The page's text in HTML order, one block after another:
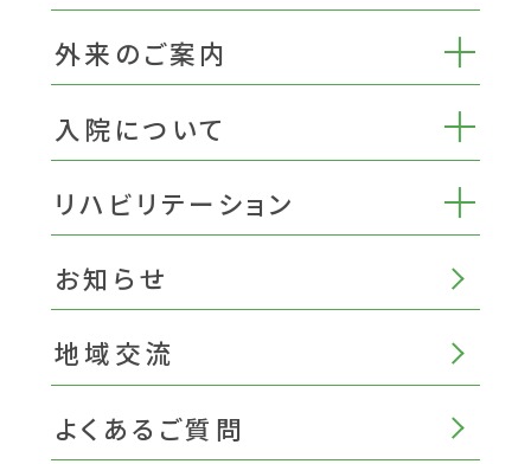
外来のご案内
入院について
リハビリテーション
お知らせ
地域交流
よくあるご質問